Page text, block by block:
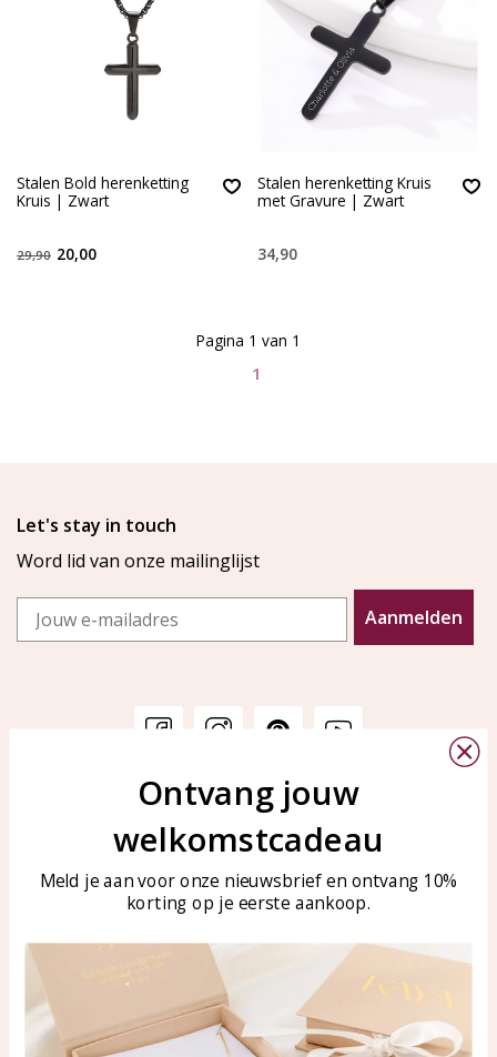
Stalen Bold herenketting
Kruis | Zwart
29,90 20,00
Stalen herenketting Kruis
met Gravure | Zwart
34,90
1
Pagina 1 van 1
Let's stay in touch
Word lid van onze mailinglijst
Email
Aanmelden
Veelgestelde vragen
Sieraden onderhouden
KAYA Sieraden
Bellen of WhatsApp Ma-Vr
tussen 09:00-17:00
Tel: 0850003187
WhatsApp: 0850003187
klantenservice@kayasierade
Ontvang jouw
welkomstcadeau
Meld je aan voor onze nieuwsbrief en ontvang 10%
korting op je eerste aankoop.